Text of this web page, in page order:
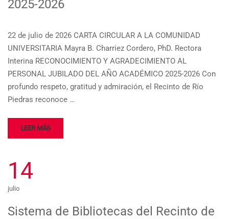
2025-2026
22 de julio de 2026 CARTA CIRCULAR A LA COMUNIDAD
UNIVERSITARIA Mayra B. Charriez Cordero, PhD. Rectora
Interina RECONOCIMIENTO Y AGRADECIMIENTO AL
PERSONAL JUBILADO DEL AÑO ACADÉMICO 2025-2026 Con
profundo respeto, gratitud y admiración, el Recinto de Río
Piedras reconoce …
LEER MÁS
14
julio
Sistema de Bibliotecas del Recinto de